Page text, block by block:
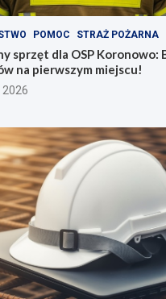
POMOC STRAŻ POŻARNA
sprzęt dla OSP
na pierwszym miejscu!
2026